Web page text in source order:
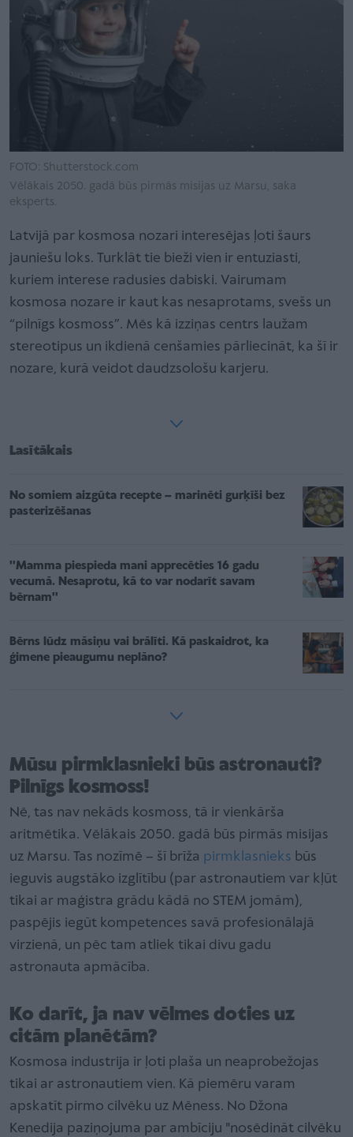
FOTO: Shutterstock.com
Vēlākais 2050. gadā būs pirmās misijas uz Marsu, saka
eksperts.
Latvijā par kosmosa nozari interesējas ļoti šaurs
jauniešu loks. Turklāt tie bieži vien ir entuziasti,
kuriem interese radusies dabiski. Vairumam
kosmosa nozare ir kaut kas nesaprotams, svešs un
“pilnīgs kosmoss”. Mēs kā izziņas centrs laužam
stereotipus un ikdienā cenšamies pārliecināt, ka šī ir
nozare, kurā veidot daudzsološu karjeru.
Lasītākais
No somiem aizgūta recepte – marinēti gurķīši bez
pasterizēšanas
''Mamma piespieda mani apprecēties 16 gadu
vecumā. Nesaprotu, kā to var nodarīt savam
bērnam''
Bērns lūdz māsiņu vai brālīti. Kā paskaidrot, ka
ģimene pieaugumu neplāno?
Mūsu pirmklasnieki būs astronauti?
Pilnīgs kosmoss!
Nē, tas nav nekāds kosmoss, tā ir vienkārša
aritmētika. Vēlākais 2050. gadā būs pirmās misijas
uz Marsu. Tas nozīmē – šī brīža pirmklasnieks būs
ieguvis augstāko izglītību (par astronautiem var kļūt
tikai ar maģistra grādu kādā no STEM jomām),
paspējis iegūt kompetences savā profesionālajā
virzienā, un pēc tam atliek tikai divu gadu
astronauta apmācība.
Ko darīt, ja nav vēlmes doties uz
citām planētām?
Kosmosa industrija ir ļoti plaša un neaprobežojas
tikai ar astronautiem vien. Kā piemēru varam
apskatīt pirmo cilvēku uz Mēness. No Džona
Kenedija paziņojuma par ambīciju "nosēdināt cilvēku